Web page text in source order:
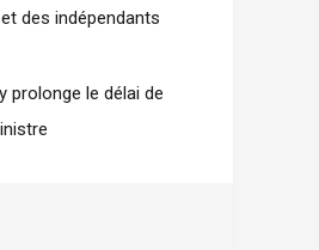
des indépendants
prolonge le délai de